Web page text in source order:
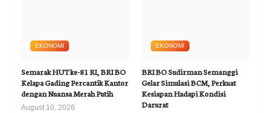
EKONOMI
Semarak HUT ke-81 RI, BRI BO
Kelapa Gading Percantik Kantor
dengan Nuansa Merah Putih
August 10, 2026
EKONOMI
BRI BO Sudirman Semanggi
Gelar Simulasi BCM, Perkuat
Kesiapan Hadapi Kondisi
Darurat